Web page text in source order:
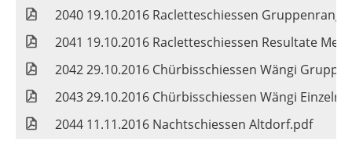
2040 19.10.2016 Racletteschiessen
2041 19.10.2016 Racletteschiessen Resultate
2042 29.10.2016 Chürbisschiessen Wängi
2043 29.10.2016 Chürbisschiessen Wängi
2044 11.11.2016 Nachtschiessen Altdorf.pdf